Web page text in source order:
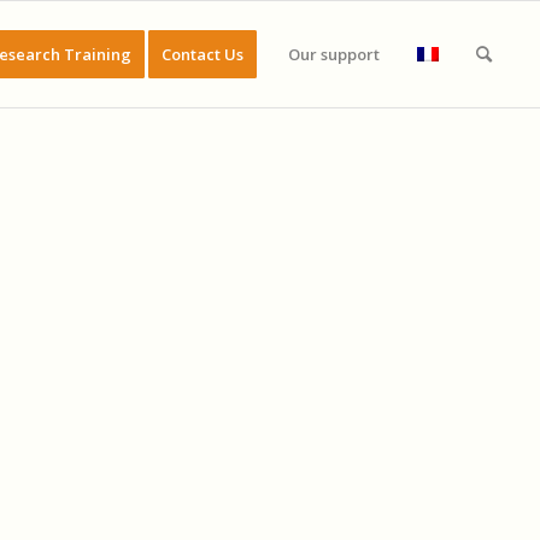
Training Contact Us Our support